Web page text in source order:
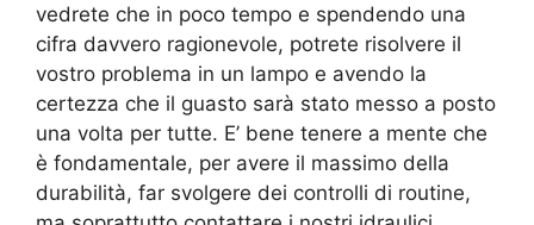
vedrete che in poco tempo e spendendo una
cifra davvero ragionevole, potrete risolvere il
vostro problema in un lampo e avendo la
certezza che il guasto sarà stato messo a posto
una volta per tutte. E’ bene tenere a mente che
è fondamentale, per avere il massimo della
durabilità, far svolgere dei controlli di routine,